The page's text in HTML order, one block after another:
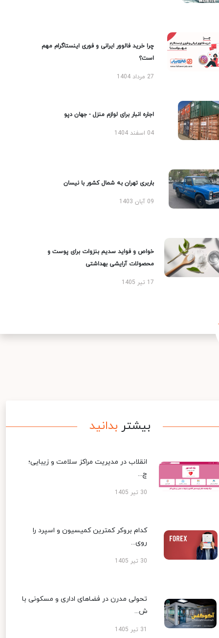
چرا خرید فالوور ایرانی و فوری اینستاگرام مهم
است؟
27 مرداد 1404
اجاره انبار برای لوازم منزل - جهان دپو
04 اسفند 1404
باربری تهران به شمال کشور با نیسان
09 آبان 1403
خواص و فواید سدیم بنزوات برای پوست و
محصولات آرایشی بهداشتی
17 تیر 1405
بیشتر بدانید
انقلاب در مدیریت مراکز سلامت و زیبایی؛
چ...
30 تیر 1405
کدام بروکر کمترین کمیسیون و اسپرد را
روی...
30 تیر 1405
تحولی مدرن در فضاهای اداری و مسکونی با
ش...